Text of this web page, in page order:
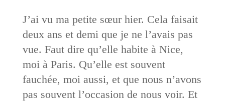
J’ai vu ma petite sœur hier. Cela faisait
deux ans et demi que je ne l’avais pas
vue. Faut dire qu’elle habite à Nice,
moi à Paris. Qu’elle est souvent
fauchée, moi aussi, et que nous n’avons
pas souvent l’occasion de nous voir. Et